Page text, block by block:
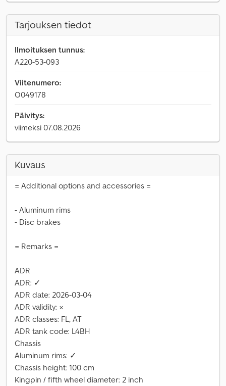
Tarjouksen tiedot
Ilmoituksen tunnus:
A220-53-093
Viitenumero:
O049178
Päivitys:
viimeksi 07.08.2026
Kuvaus
= Additional options and accessories =
- Aluminum rims
- Disc brakes
= Remarks =
ADR
ADR: ✓
ADR date: 2026-03-04
ADR validity: ×
ADR classes: FL, AT
ADR tank code: L4BH
Chassis
Aluminum rims: ✓
Chassis height: 100 cm
Kingpin / fifth wheel diameter: 2 inch